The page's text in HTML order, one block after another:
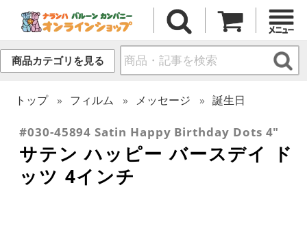
商品カテゴリを見る
トップ フィルム メッセージ 誕生日
#030-45894 Satin Happy Birthday Dots 4"
サテン ハッピー バースデイ ド
ッツ 4インチ